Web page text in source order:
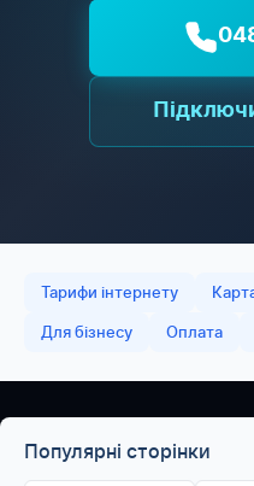
Тарифи інтернету
Для бізнесу Оплата
Популярні сторінки